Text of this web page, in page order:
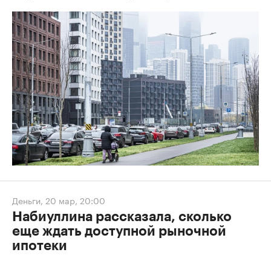
Деньги, 20 мар, 20:00
Набиуллина рассказала, сколько
еще ждать доступной рыночной
ипотеки